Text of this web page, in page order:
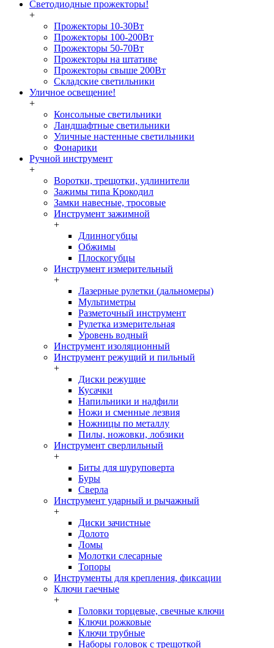
Светодиодные прожекторы!
+
Прожекторы 10-30Вт
Прожекторы 100-200Вт
Прожекторы 50-70Вт
Прожекторы на штативе
Прожекторы свыше 200Вт
Складские светильники
Уличное освещение!
+
Консольные светильники
Ландшафтные светильники
Уличные настенные светильники
Фонарики
Ручной инструмент
+
Воротки, трещотки, удлинители
Зажимы типа Крокодил
Замки навесные, тросовые
Инструмент зажимной
+
Длинногубцы
Обжимы
Плоскогубцы
Инструмент измерительный
+
Лазерные рулетки (дальномеры)
Мультиметры
Разметочный инструмент
Рулетка измерительная
Уровень водный
Инструмент изоляционный
Инструмент режущий и пильный
+
Диски режущие
Кусачки
Напильники и надфили
Ножи и сменные лезвия
Ножницы по металлу
Пилы, ножовки, лобзики
Инструмент сверлильный
+
Биты для шуруповерта
Буры
Сверла
Инструмент ударный и рычажный
+
Диски зачистные
Долото
Ломы
Молотки слесарные
Топоры
Инструменты для крепления, фиксации
Ключи гаечные
+
Головки торцевые, свечные ключи
Ключи рожковые
Ключи трубные
Наборы головок c трещоткой